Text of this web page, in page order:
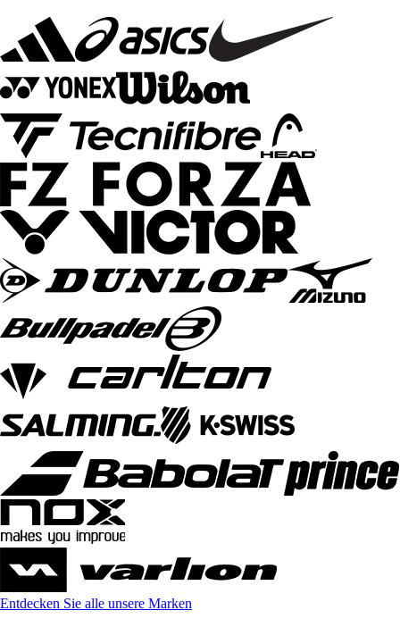
Entdecken Sie alle unsere Marken